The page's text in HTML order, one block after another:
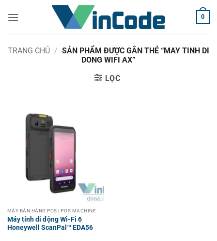
qua
0
TRANG CHỦ / SẢN PHẨM ĐƯỢC GẮN THẺ “MAY TINH DI
DONG WIFI AX”
LỌC
MÁY BÁN HÀNG POS | POS MACHINE
Máy tính di động Wi-Fi 6
Honeywell ScanPal™ EDA56